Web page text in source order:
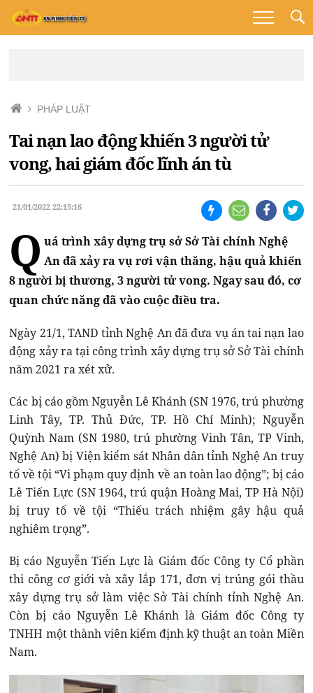
PHÁP LUẬT
Tai nạn lao động khiến 3 người tử
vong, hai giám đốc lĩnh án tù
21/01/2022 22:15:16
Q uá trình xây dựng trụ sở Sở Tài chính Nghệ
An đã xảy ra vụ rơi vận thăng, hậu quả khiến
8 người bị thương, 3 người tử vong. Ngay sau đó, cơ
quan chức năng đã vào cuộc điều tra.
Ngày 21/1, TAND tỉnh Nghệ An đã đưa vụ án tai nạn lao
động xảy ra tại công trình xây dựng trụ sở Sở Tài chính
năm 2021 ra xét xử.
Các bị cáo gồm Nguyễn Lê Khánh (SN 1976, trú phường
Linh Tây, TP. Thủ Đức, TP. Hồ Chí Minh); Nguyễn
Quỳnh Nam (SN 1980, trú phường Vinh Tân, TP Vinh,
Nghệ An) bị Viện kiểm sát Nhân dân tỉnh Nghệ An truy
tố về tội “Vi phạm quy định về an toàn lao động”; bị cáo
Lê Tiến Lực (SN 1964, trú quận Hoàng Mai, TP Hà Nội)
bị truy tố về tội “Thiếu trách nhiệm gây hậu quả
nghiêm trọng”.
Bị cáo Nguyễn Tiến Lực là Giám đốc Công ty Cổ phần
thi công cơ giới và xây lắp 171, đơn vị trúng gói thầu
xây dựng trụ sở làm việc Sở Tài chính tỉnh Nghệ An.
Còn bị cáo Nguyễn Lê Khánh là Giám đốc Công ty
TNHH một thành viên kiểm định kỹ thuật an toàn Miền
Nam.